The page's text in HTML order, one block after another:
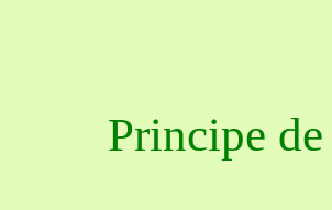
Principe